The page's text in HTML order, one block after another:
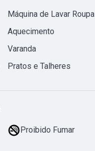
Máquina de Lavar Roupa
Aquecimento
Varanda
Pratos e Talheres
Proibido Fumar